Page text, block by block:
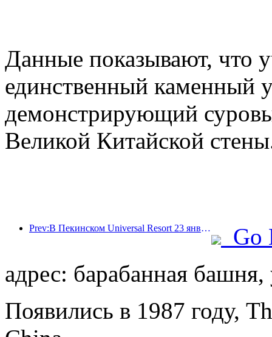
Данные показывают, что
единственный каменный
демонстрирующий
Великой Китайской
Prev:В Пекинском Universal Resort 23 января стартует мероприятие, посвященное китайскому Новому году, которое продлится 40 дней.
Go
адрес: барабанная башня,
Появились в 1987 году,